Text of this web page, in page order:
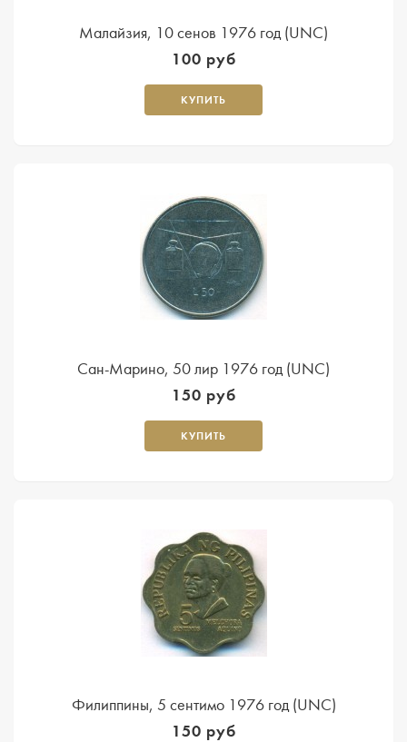
Малайзия, 10 сенов 1976 год (UNC)
100 руб
КУПИТЬ
Сан-Марино, 50 лир 1976 год (UNC)
150 руб
КУПИТЬ
Филиппины, 5 сентимо 1976 год (UNC)
150 руб